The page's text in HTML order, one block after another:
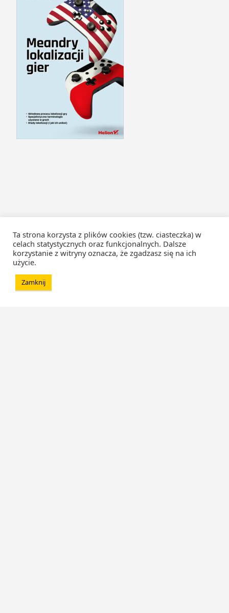
Ta strona korzysta z plików cookies (tzw. ciasteczka) w
celach statystycznych oraz funkcjonalnych. Dalsze
korzystanie z witryny oznacza, że zgadzasz się na ich
użycie.
Zamknij